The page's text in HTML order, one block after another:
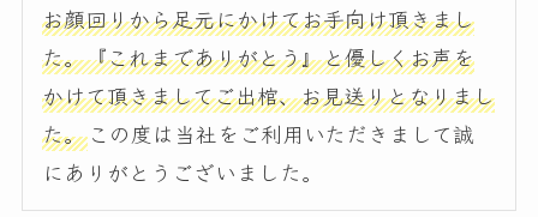
お顔回りから足元にかけてお手向け頂きまし
た。『これまでありがとう』と優しくお声を
かけて頂きましてご出棺、お見送りとなりまし
た。 この度は当社をご利用いただきまして誠
にありがとうございました。